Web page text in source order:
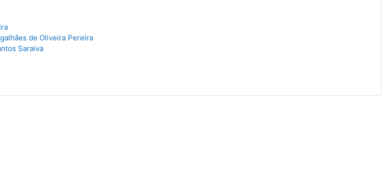
de Oliveira Pereira
Saraiva